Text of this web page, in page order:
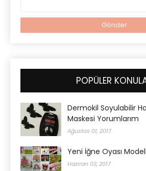
POPÜLER
Dermokil Soyulabilir
Maskesi Yorumlarım
Ağustos 01, 2017
Yeni İğne Oyası
Haziran 03, 2017